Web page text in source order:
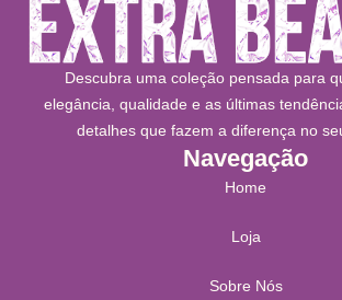
Descubra uma coleção pensada para
elegância, qualidade e as últimas
detalhes que fazem a diferença no
Navegação
Home
Loja
Sobre Nós